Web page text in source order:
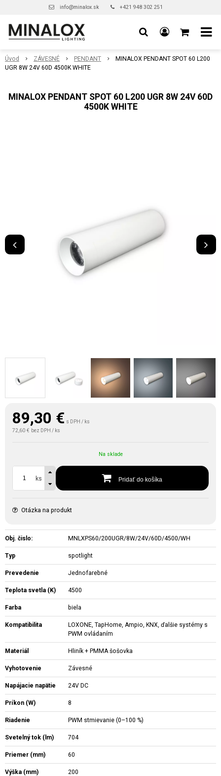
info@minalox.sk +421 948 302 251
Úvod ZÁVESNÉ PENDANT
MINALOX PENDANT SPOT 60 L200
UGR 8W 24V 60D 4500K WHITE
MINALOX PENDANT SPOT 60 L200 UGR 8W 24V 60D
4500K WHITE
89,30 € s DPH / ks
72,60 € bez DPH / ks
Na sklade
ks Pridať do košíka
Otázka na produkt
Obj. čislo: MNLXPS60/200UGR/8W/24V/60D/4500/WH
Typ spotlight
Prevedenie Jednofarebné
Teplota svetla (K) 4500
Farba biela
Kompatibilita
LOXONE, TapHome, Ampio, KNX, ďalšie systémy s
PWM ovládaním
Materiál Hliník + PMMA šošovka
Vyhotovenie Závesné
Napájacie napätie 24V DC
Príkon (W) 8
Riadenie PWM stmievanie (0–100 %)
Svetelný tok (lm) 704
Priemer (mm) 60
Výška (mm) 200